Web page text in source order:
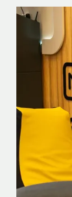
Nomad
Cartão
em dólar